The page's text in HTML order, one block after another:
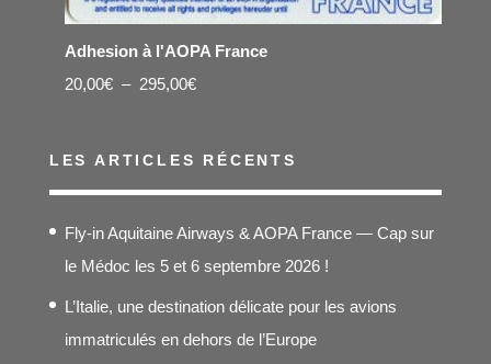
Adhesion à l'AOPA France
20,00€ – 295,00€Plage
prix :
295,00€
LES ARTICLES RÉCENTS
Fly-in Aquitaine Airways & AOPA France — Cap sur
le Médoc les 5 et 6 septembre 2026 !
L’Italie, une destination délicate pour les avions
immatriculés en dehors de l’Europe